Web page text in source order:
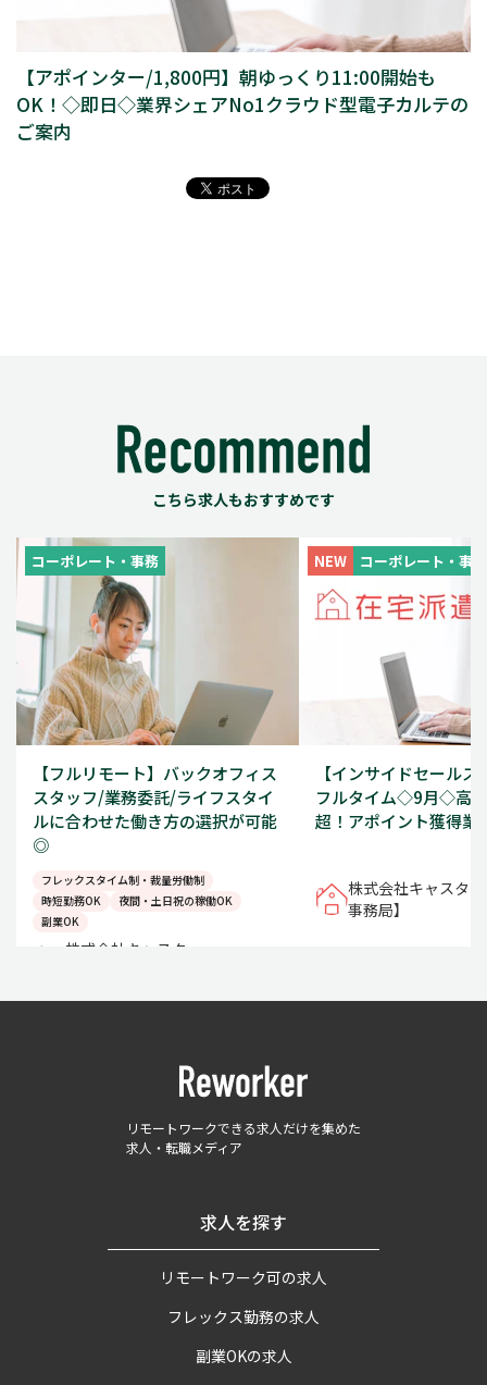
【アポインター/1,800円】朝ゆっくり11:00開始も
OK！◇即日◇業界シェアNo1クラウド型電子カルテの
ご案内
こちら求人もおすすめです
コーポレート・事務
【フルリモート】バックオフィス
スタッフ/業務委託/ライフスタイ
ルに合わせた働き方の選択が可能
◎
フレックスタイム制・裁量労働制
時短勤務OK
夜間・土日祝の稼働OK
副業OK
株式会社キャスター
NEW コーポレート・事務
【インサイドセール
フルタイム◇9月◇高
超！アポイント獲得業
株式会社キャスタ
事務局】
リモートワークできる求人だけを集めた
求人・転職メディア
求人を探す
リモートワーク可の求人
フレックス勤務の求人
副業OKの求人